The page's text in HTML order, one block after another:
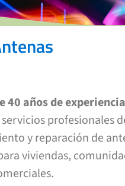
40 años de experiencia
profesionales
y reparación de
viviendas,